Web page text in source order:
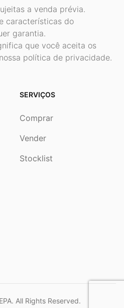
a venda prévia.
características do
garantia.
que você aceita os
política de privacidade.
SERVIÇOS
Comprar
Vender
Stocklist
. All Rights Reserved.